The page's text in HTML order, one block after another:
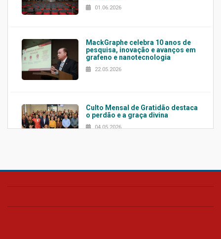
01.06.2026
MackGraphe celebra 10 anos de
pesquisa, inovação e avanços em
grafeno e nanotecnologia
22.05.2026
Culto Mensal de Gratidão destaca
o perdão e a graça divina
04.05.2026
Confira como foi o culto mensal